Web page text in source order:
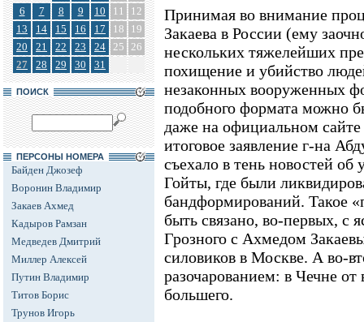
6
7 8 9 10 11
12
13
14 15 16 17 18
19
20
21 22 23 24 25 26
27
28 29 30 31
ПОИСК
ПЕРСОНЫ НОМЕРА
Байден Джозеф
Воронин Владимир
Закаев Ахмед
Кадыров Рамзан
Медведев Дмитрий
Миллер Алексей
Путин Владимир
Титов Борис
Трунов Игорь
Принимая во внимание
Закаева в России (ему
нескольких тяжелейших
похищение и убийство
незаконных вооруженных
подобного формата можно
даже на официальном сайте
итоговое заявление г-на
съехало в тень новостей об
Гойты, где были
бандформирований. Такое
быть связано, во-первых, с
Грозного с Ахмедом
силовиков в Москве. А во-
разочарованием: в Чечне от
большего.